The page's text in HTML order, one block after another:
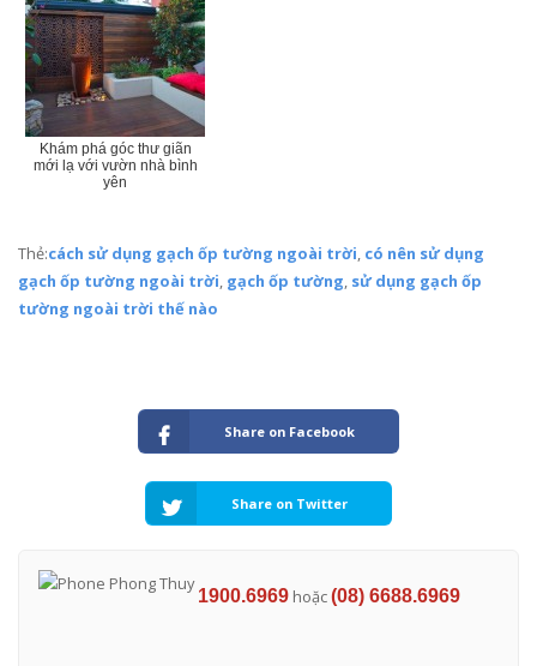
Khám phá góc thư giãn
mới lạ với vườn nhà bình
yên
Thẻ:cách sử dụng gạch ốp tường ngoài trời, có nên sử dụng
gạch ốp tường ngoài trời, gạch ốp tường, sử dụng gạch ốp
tường ngoài trời thế nào
Share on Facebook
Share on Twitter
1900.6969hoặc(08) 6688.6969